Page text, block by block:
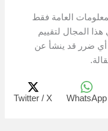
العامة فقط
المجال لتقييم
ضرر قد ينشأ عن
WhatsApp
Twitter / X